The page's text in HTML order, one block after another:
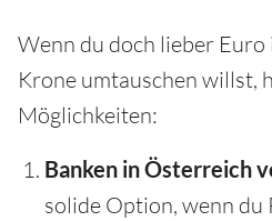
Wenn du doch lieber
Krone umtauschen willst,
Möglichkeiten:
Banken in Österreich
solide Option, wenn